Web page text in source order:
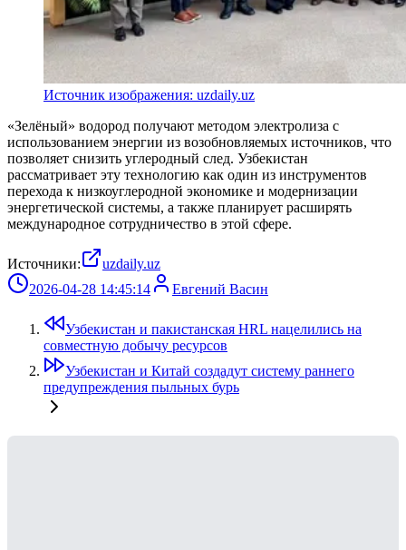
Источник изображения: uzdaily.uz
«Зелёный» водород получают методом электролиза с
использованием энергии из возобновляемых источников, что
позволяет снизить углеродный след. Узбекистан
рассматривает эту технологию как один из инструментов
перехода к низкоуглеродной экономике и модернизации
энергетической системы, а также планирует расширять
международное сотрудничество в этой сфере.
Источники:
uzdaily.uz
2026-04-28 14:45:14
Евгений Васин
Узбекистан и пакистанская HRL нацелились на
совместную добычу ресурсов
Узбекистан и Китай создадут систему раннего
предупреждения пыльных бурь